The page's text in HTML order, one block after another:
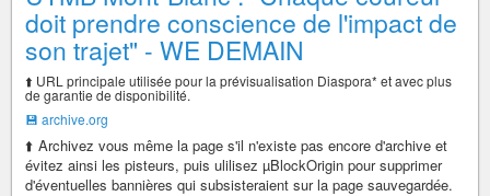
doit prendre conscience de l'impact de
son trajet" - WE DEMAIN
⬆️ URL principale utilisée pour la prévisualisation Diaspora* et avec plus
de garantie de disponibilité.
💾 archive.org
⬆️ Archivez vous même la page s'il n'existe pas encore d'archive et
évitez ainsi les pisteurs, puis ulilisez µBlockOrigin pour supprimer
d'éventuelles bannières qui subsisteraient sur la page sauvegardée.